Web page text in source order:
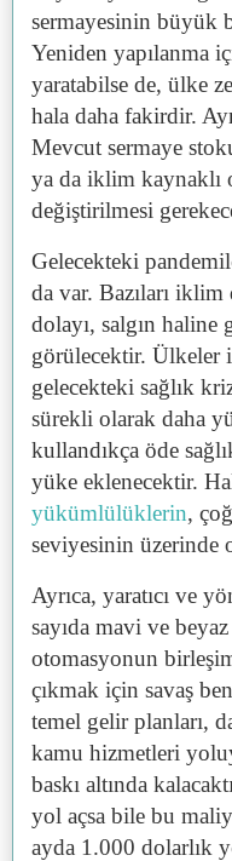
sermayesinin büyük
Yeniden yapılanma
yaratabilse de, ülke
hala daha fakirdir.
Mevcut sermaye
ya da iklim kaynaklı
değiştirilmesi
Gelecekteki
da var. Bazıları
dolayı, salgın haline
görülecektir. Ülkeler
gelecekteki sağlık
sürekli olarak daha
kullandıkça öde
yüke eklenecektir.
yükümlülüklerin,
seviyesinin üzerinde
Ayrıca, yaratıcı ve
sayıda mavi ve
otomasyonun
çıkmak için savaş
temel gelir planları,
kamu hizmetleri
baskı altında
yol açsa bile bu
ayda 1.000 dolarlık